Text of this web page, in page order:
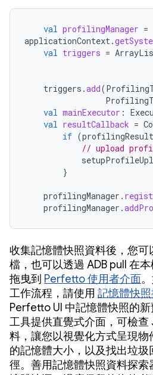
val profilingManager =
applicationContext .
val triggers =
triggers .add(
val mainExecutor :
val resultCallback =
if (profilingResult
// upload
}
profilingManager .
profilingManager .
收集記憶體快照資料後，您可
檔，也可以透過 ADB pull 在
拖曳到 Perfetto 使用者介面
工作流程，請使用 記憶體快
Perfetto UI 中記憶體快照的
工具提供直覺式介面，可檢查
料，讓您以視覺化方式呈現物
的記憶體大小，以及找出垃
徑。善用記憶體快照資料探